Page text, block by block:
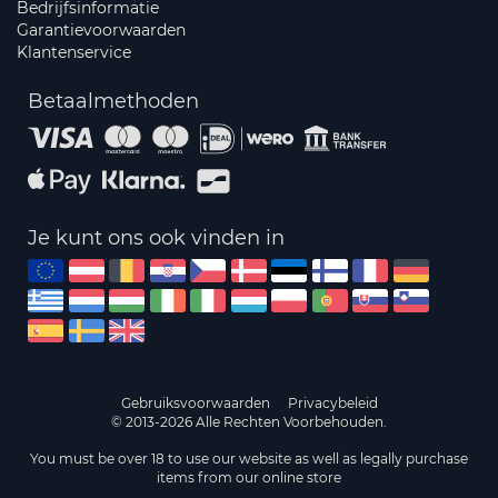
Bedrijfsinformatie
Garantievoorwaarden
Klantenservice
Betaalmethoden
Je kunt ons ook vinden in
Gebruiksvoorwaarden
Privacybeleid
© 2013-2026 Alle Rechten Voorbehouden.
You must be over 18 to use our website as well as legally purchase
items from our online store